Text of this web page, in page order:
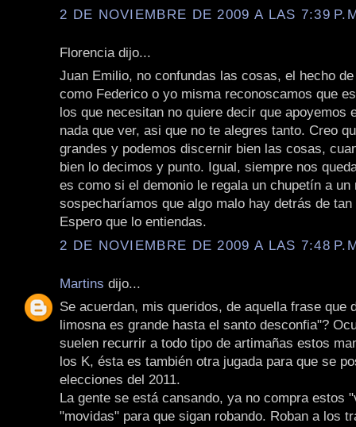
2 DE NOVIEMBRE DE 2009 A LAS 7:39
Florencia dijo...
Juan Emilio, no confundas las cosas, el hecho
como Federico o yo misma reconoscamos que
los que necesitan no quiere decir que apoyemos
nada que ver, asi que no te alegres tanto. Creo
grandes y podemos discernir bien las cosas,
bien lo decimos y punto. Igual, siempre nos
es como si el demonio le regala un chupetín a un
sospecharíamos que algo malo hay detrás de tan
Espero que lo entiendas.
2 DE NOVIEMBRE DE 2009 A LAS 7:48
Martins dijo...
Se acuerdan, mis queridos, de aquella frase que
limosna es grande hasta el santo desconfia"?
suelen recurrir a todo tipo de artimañas estos
los K, ésta es también otra jugada para que se
elecciones del 2011.
La gente se está cansando, ya no compra estos
"movidas" para que sigan robando. Roban a los